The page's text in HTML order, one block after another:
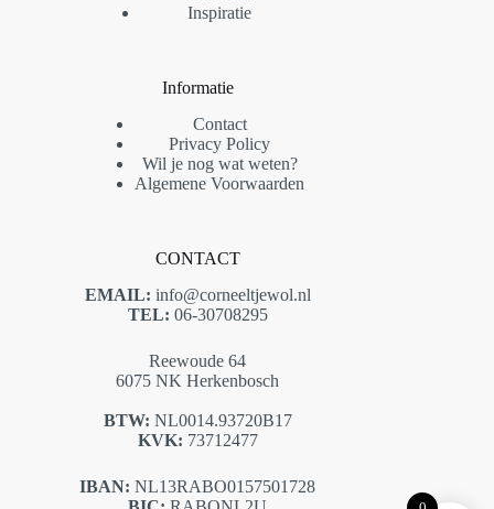
Inspiratie
Informatie
Contact
Privacy Policy
Wil je nog wat weten?
Algemene Voorwaarden
CONTACT
EMAIL: info@corneeltjewol.nl
TEL: 06-30708295
Reewoude 64
6075 NK Herkenbosch
BTW: NL0014.93720B17
KVK: 73712477
IBAN: NL13RABO0157501728